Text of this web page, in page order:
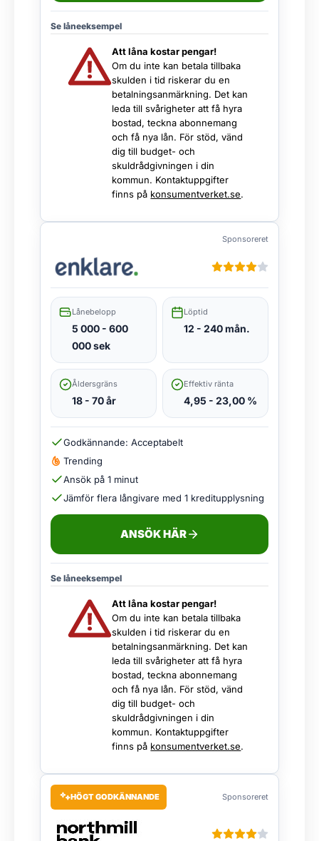
Se låneeksempel
Att låna kostar pengar!
Om du inte kan betala tillbaka
skulden i tid riskerar du en
betalningsanmärkning. Det kan
leda till svårigheter att få hyra
bostad, teckna abonnemang
och få nya lån. För stöd, vänd
dig till budget- och
skuldrådgivningen i din
kommun. Kontaktuppgifter
finns på konsumentverket.se.
Sponsoreret
Lånebelopp
5 000 - 600
000 sek
Löptid
12 - 240 mån.
Åldersgräns
18 - 70 år
Effektiv ränta
4,95 - 23,00 %
Godkännande: Acceptabelt
Trending
Ansök på 1 minut
Jämför flera långivare med 1 kreditupplysning
ANSÖK HÄR
Se låneeksempel
Att låna kostar pengar!
Om du inte kan betala tillbaka
skulden i tid riskerar du en
betalningsanmärkning. Det kan
leda till svårigheter att få hyra
bostad, teckna abonnemang
och få nya lån. För stöd, vänd
dig till budget- och
skuldrådgivningen i din
kommun. Kontaktuppgifter
finns på konsumentverket.se.
HÖGT GODKÄNNANDE Sponsoreret